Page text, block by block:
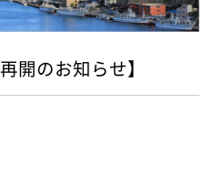
開のお知らせ】